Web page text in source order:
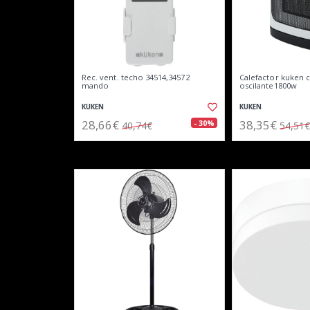
Rec. vent. techo 34514,34572
mando
KUKEN
28,66€ 40,74€ - 30%
Calefactor kuken
oscilante1800w
KUKEN
38,35€ 54,51€